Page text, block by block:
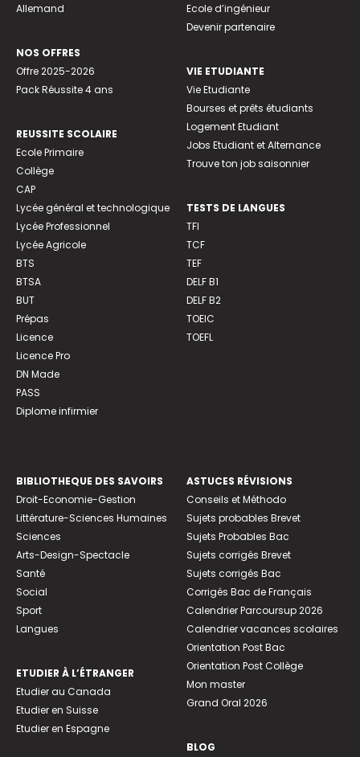
Allemand
NOS OFFRES
Offre 2025-2026
Pack Réussite 4 ans
REUSSITE SCOLAIRE
Ecole Primaire
Collège
CAP
Lycée général et technologique
Lycée Professionnel
Lycée Agricole
BTS
BTSA
BUT
Prépas
Licence
Licence Pro
DN Made
PASS
Diplome infirmier
Ecole d’ingénieur
Devenir partenaire
VIE ETUDIANTE
Vie Etudiante
Bourses et prêts étudiants
Logement Etudiant
Jobs Etudiant et Alternance
Trouve ton job saisonnier
TESTS DE LANGUES
TFI
TCF
TEF
DELF B1
DELF B2
TOEIC
TOEFL
BIBLIOTHEQUE DES SAVOIRS
Droit-Economie-Gestion
Littérature-Sciences Humaines
Sciences
Arts-Design-Spectacle
Santé
Social
Sport
Langues
ETUDIER À L’ÉTRANGER
Etudier au Canada
Etudier en Suisse
Etudier en Espagne
ASTUCES RÉVISIONS
Conseils et Méthodo
Sujets probables Brevet
Sujets Probables Bac
Sujets corrigés Brevet
Sujets corrigés Bac
Corrigés Bac de Français
Calendrier Parcoursup 2026
Calendrier vacances scolaires
Orientation Post Bac
Orientation Post Collège
Mon master
Grand Oral 2026
BLOG